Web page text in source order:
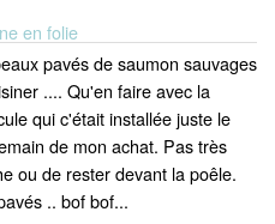
en folie
pavés de saumon sauvages
.... Qu'en faire avec la
qui c'était installée juste le
de mon achat. Pas très
ou de rester devant la poêle.
.. bof bof...